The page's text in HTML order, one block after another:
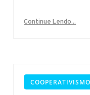
Continue Lendo...
COOPERATIVISMO